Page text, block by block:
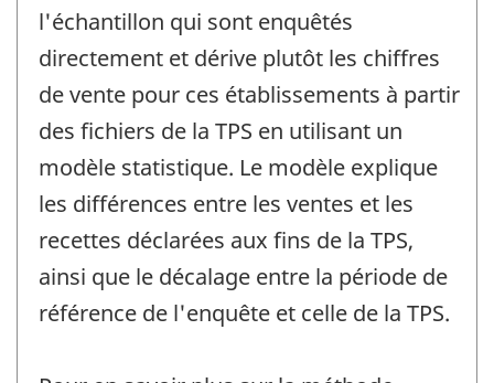
l'échantillon qui sont enquêtés
directement et dérive plutôt les chiffres
de vente pour ces établissements à partir
des fichiers de la TPS en utilisant un
modèle statistique. Le modèle explique
les différences entre les ventes et les
recettes déclarées aux fins de la TPS,
ainsi que le décalage entre la période de
référence de l'enquête et celle de la TPS.